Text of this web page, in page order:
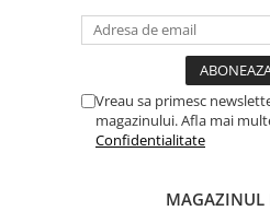
Vreau sa primesc
magazinului. Afla mai
Confidentialitate
MAGAZINUL